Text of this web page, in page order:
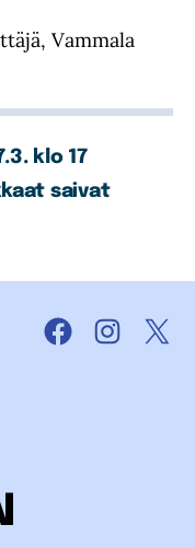
Vammala
klo 17
saivat
Facebook X